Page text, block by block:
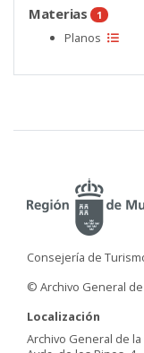
Materias 1
Planos
Consejería de
© Archivo General
Localización
Archivo General de